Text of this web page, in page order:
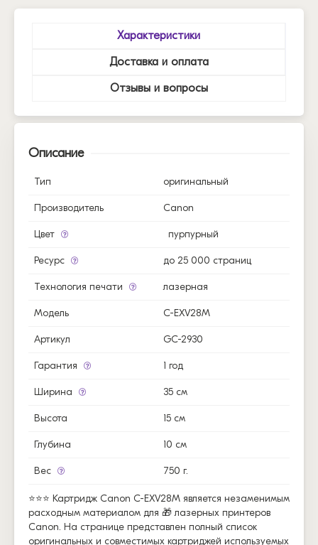
Характеристики
Доставка и оплата
Отзывы и вопросы
Описание
Тип оригинальный
Производитель Canon
Цвет пурпурный
Ресурс до 25 000 страниц
Технология печати лазерная
Модель C-EXV28M
Артикул GC-2930
Гарантия 1 год
Ширина 35 см
Высота 15 см
Глубина 10 см
Вес 750 г.
⭐⭐⭐ Картридж Canon C-EXV28M является незаменимым
расходным материалом для 🎁 лазерных принтеров
Canon. На странице представлен полный список
оригинальных и совместимых картриджей используемых